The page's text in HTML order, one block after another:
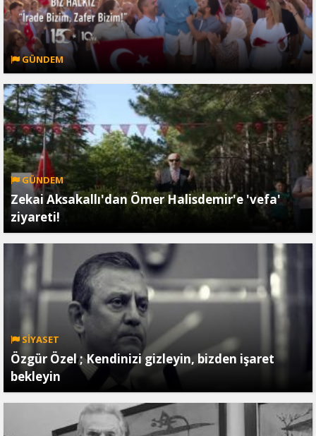
GÜNDEM
GÜNDEM
Zekai Aksakallı'dan Ömer Halisdemir'e 'vefa'
ziyareti!
SİYASET
Özgür Özel ; Kendinizi gizleyin, bizden işaret
bekleyin